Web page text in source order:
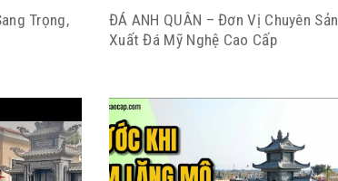
Trọng,
ĐÁ ANH QUÂN – Đơn Vị Chuyên Sản
Xuất Đá Mỹ Nghệ Cao Cấp